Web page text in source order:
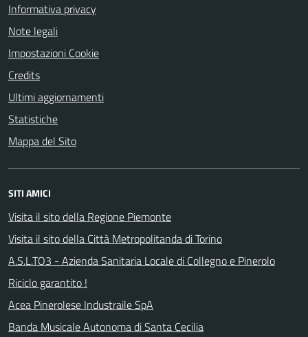
Informativa privacy
Note legali
Impostazioni Cookie
Credits
Ultimi aggiornamenti
Statistiche
Mappa del Sito
SITI AMICI
Visita il sito della Regione Piemonte
Visita il sito della Città Metropolitanda di Torino
A.S.L.TO3 - Azienda Sanitaria Locale di Collegno e Pinerolo
Riciclo garantito !
Acea Pinerolese Industraile SpA
Banda Musicale Autonoma di Santa Cecilia